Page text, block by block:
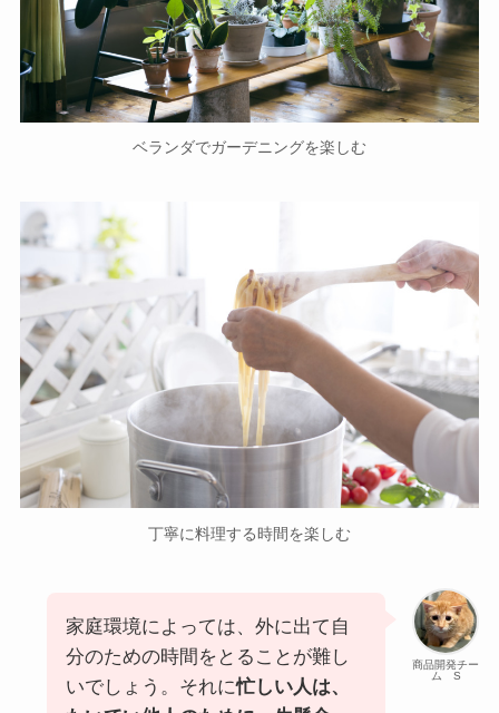
ベランダでガーデニングを楽しむ
丁寧に料理する時間を楽しむ
商品開発チー
ム S
家庭環境によっては、外に出て自
分のための時間をとることが難し
いでしょう。それに忙しい人は、